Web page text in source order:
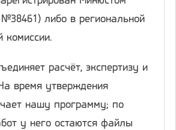
либо в региональной
комиссии.
расчёт, экспертизу и
время утверждения
нашу программу; по
у него остаются файлы